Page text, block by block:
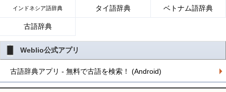
インドネシア語辞典 タイ語辞典 ベトナム語辞典
古語辞典
Weblio公式アプリ
古語辞典アプリ - 無料で古語を検索！ (Android)